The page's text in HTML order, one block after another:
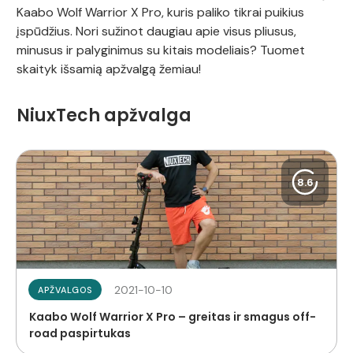
Kaabo Wolf Warrior X Pro, kuris paliko tikrai puikius
įspūdžius. Nori sužinot daugiau apie visus pliusus,
minusus ir palyginimus su kitais modeliais? Tuomet
skaityk išsamią apžvalgą žemiau!
NiuxTech apžvalga
8.6
APŽVALGOS 2021-10-10
Kaabo Wolf Warrior X Pro – greitas ir smagus off-
road paspirtukas